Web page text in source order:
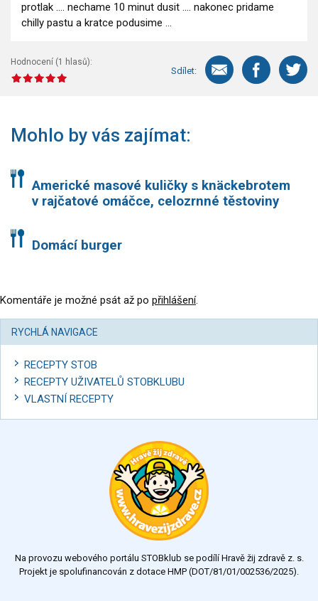
protlak .... nechame 10 minut dusit .... nakonec pridame
chilly pastu a kratce podusime ...
Hodnocení (1 hlasů):
Sdílet:
Mohlo by vás zajímat:
Americké masové kuličky s knäckebrotem
v rajčatové omáčce, celozrnné těstoviny
Domácí burger
Komentáře je možné psát až po přihlášení.
RYCHLÁ NAVIGACE
RECEPTY STOB
RECEPTY UŽIVATELŮ STOBKLUBU
VLASTNÍ RECEPTY
Na provozu webového portálu STOBklub se podílí Hravě žij zdravě z. s.
Projekt je spolufinancován z dotace HMP (DOT/81/01/002536/2025).